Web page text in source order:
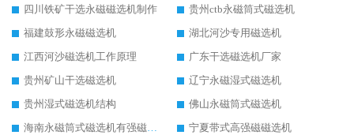
四川铁矿干选永磁磁选机制作
贵州ctb永磁筒式磁选机
福建鼓形永磁磁选机
湖北河沙专用磁选机
江西河沙磁选机工作原理
广东干选磁选机厂家
贵州矿山干选磁选机
辽宁永磁湿式磁选机
贵州湿式磁选机结构
佛山永磁筒式磁选机
海南永磁筒式磁选机有强磁的吗
宁夏带式高强磁磁选机